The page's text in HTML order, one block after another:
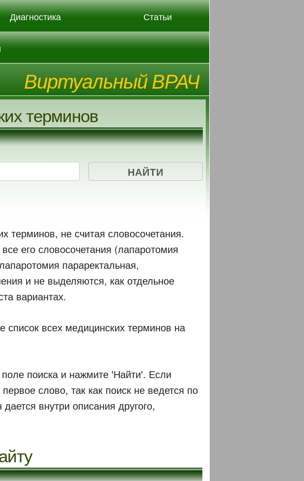
Диагностика Статьи
Виртуальный ВРАЧ
терминов
терминов, не считая словосочетания.
его словосочетания (лапаротомия
параректальная,
и не выделяются, как отдельное
вариантах.
всех медицинских терминов на
поиска и нажмите 'Найти'. Если
слово, так как поиск не ведется по
внутри описания другого,